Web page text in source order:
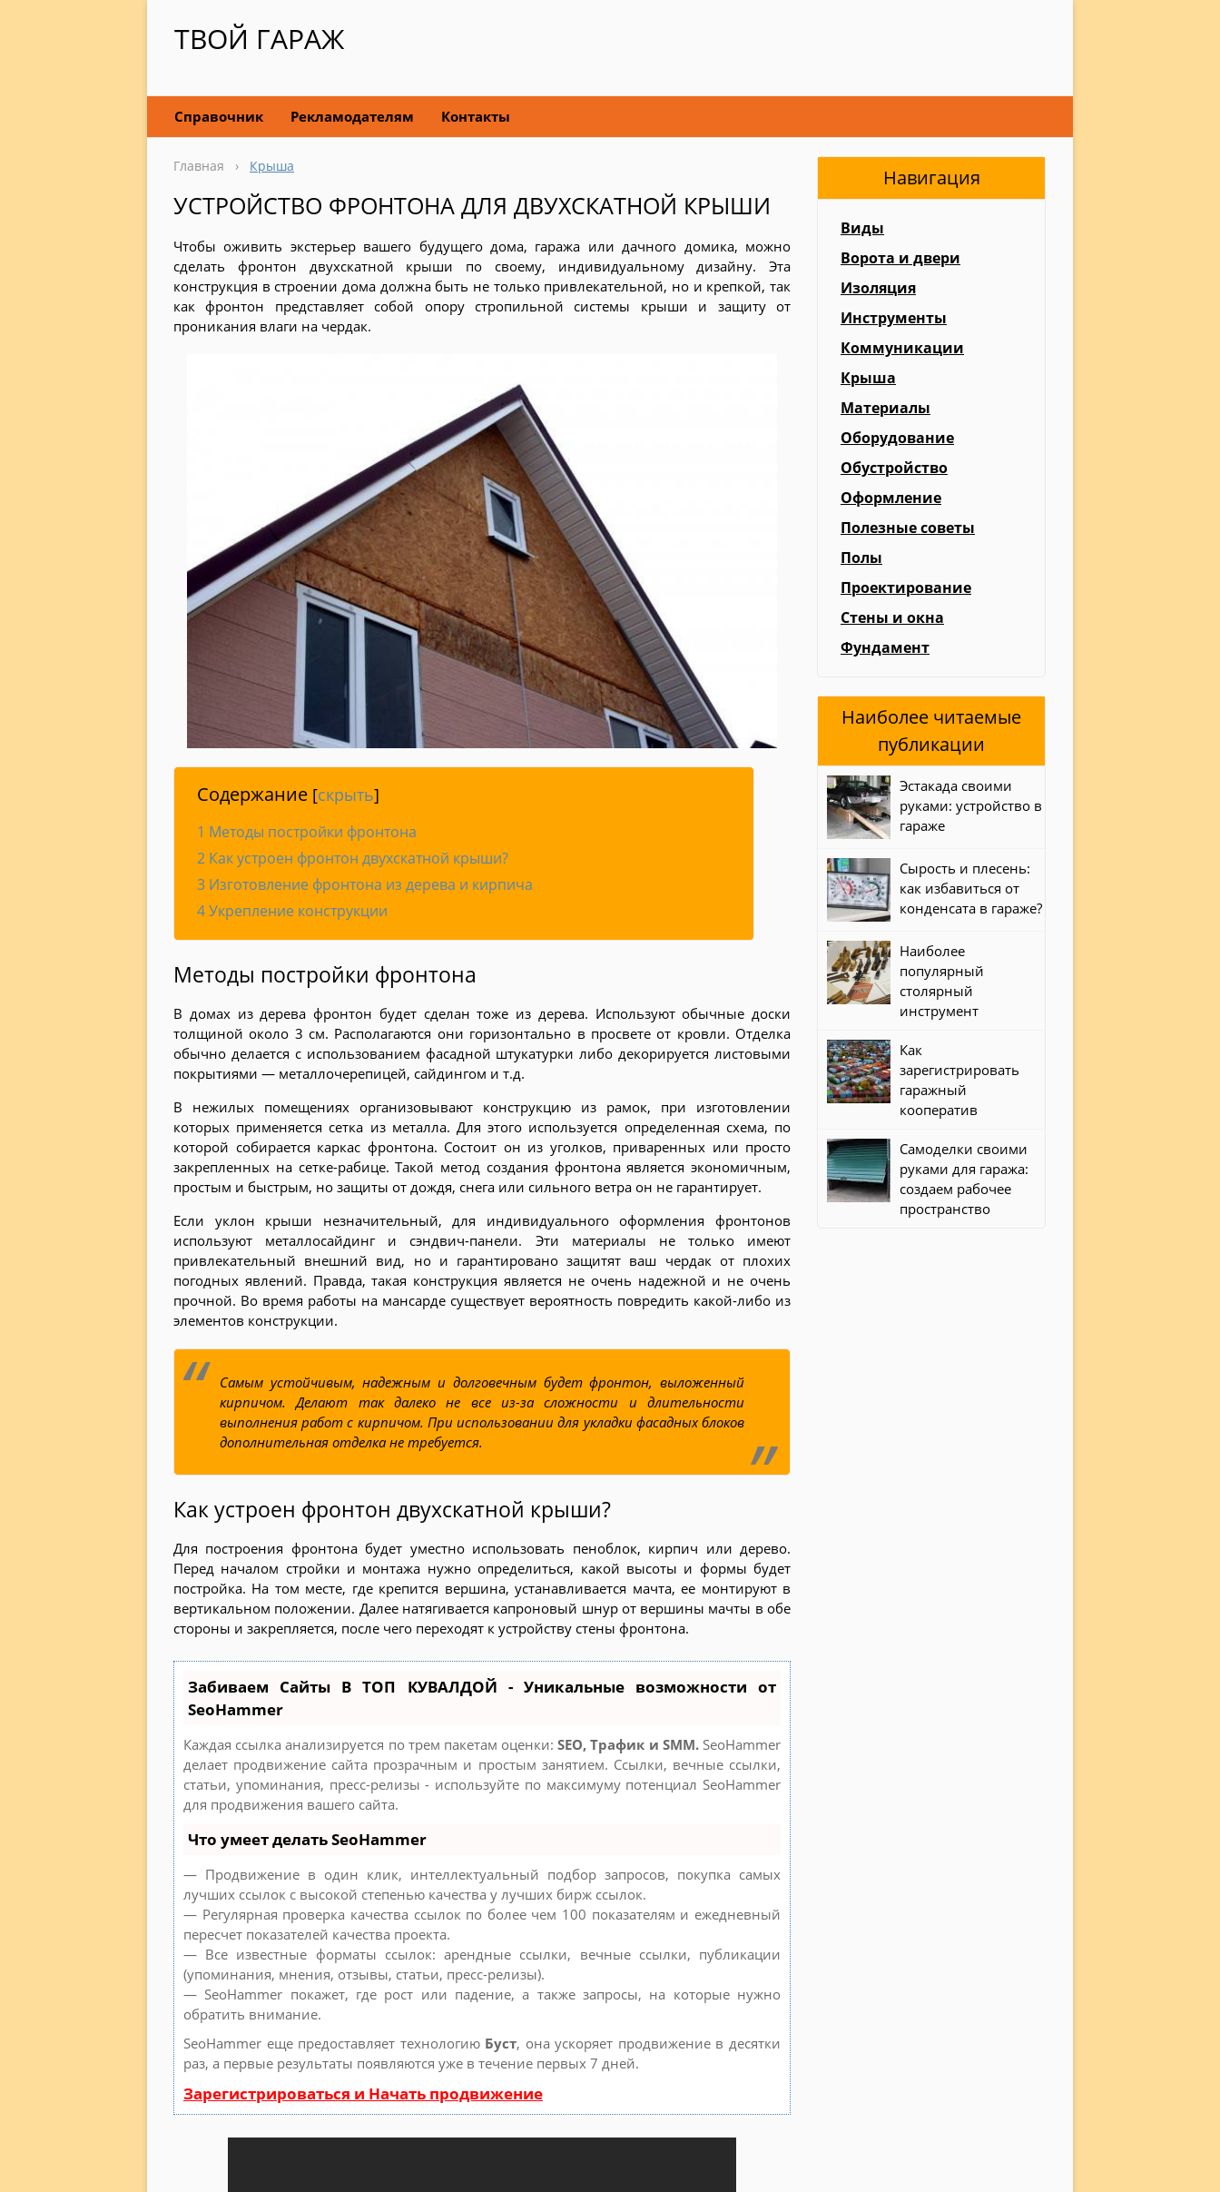
ТВОЙ ГАРАЖ
Справочник Рекламодателям Контакты
Главная › Крыша
УСТРОЙСТВО ФРОНТОНА ДЛЯ ДВУХСКАТНОЙ КРЫШИ
Чтобы оживить экстерьер вашего будущего дома, гаража или дачного домика, можно
сделать фронтон двухскатной крыши по своему, индивидуальному дизайну. Эта
конструкция в строении дома должна быть не только привлекательной, но и крепкой, так
как фронтон представляет собой опору стропильной системы крыши и защиту от
проникания влаги на чердак.
Содержание [скрыть]
1 Методы постройки фронтона
2 Как устроен фронтон двухскатной крыши?
3 Изготовление фронтона из дерева и кирпича
4Укрепление конструкции
Методы постройки фронтона
В домах из дерева фронтон будет сделан тоже из дерева. Используют обычные доски
толщиной около 3 см. Располагаются они горизонтально в просвете от кровли. Отделка
обычно делается с использованием фасадной штукатурки либо декорируется листовыми
покрытиями — металлочерепицей, сайдингом и т.д.
В нежилых помещениях организовывают конструкцию из рамок, при изготовлении
которых применяется сетка из металла. Для этого используется определенная схема, по
которой собирается каркас фронтона. Состоит он из уголков, приваренных или просто
закрепленных на сетке-рабице. Такой метод создания фронтона является экономичным,
простым и быстрым, но защиты от дождя, снега или сильного ветра он не гарантирует.
Если уклон крыши незначительный, для индивидуального оформления фронтонов
используют металлосайдинг и сэндвич-панели. Эти материалы не только имеют
привлекательный внешний вид, но и гарантировано защитят ваш чердак от плохих
погодных явлений. Правда, такая конструкция является не очень надежной и не очень
прочной. Во время работы на мансарде существует вероятность повредить какой-либо из
элементов конструкции.
Самым устойчивым, надежным и долговечным будет фронтон, выложенный
кирпичом. Делают так далеко не все из-за сложности и длительности
выполнения работ с кирпичом. При использовании для укладки фасадных блоков
дополнительная отделка не требуется.
Как устроен фронтон двухскатной крыши?
Для построения фронтона будет уместно использовать пеноблок, кирпич или дерево.
Перед началом стройки и монтажа нужно определиться, какой высоты и формы будет
постройка. На том месте, где крепится вершина, устанавливается мачта, ее монтируют в
вертикальном положении. Далее натягивается капроновый шнур от вершины мачты в обе
стороны и закрепляется, после чего переходят к устройству стены фронтона.
Забиваем Сайты В ТОП КУВАЛДОЙ - Уникальные возможности от
SeoHammer
Каждая ссылка анализируется по трем пакетам оценки:SEO, Трафик и SMM.SeoHammer
делает продвижение сайта прозрачным и простым занятием. Ссылки, вечные ссылки,
статьи, упоминания, пресс-релизы - используйте по максимуму потенциал SeoHammer
для продвижения вашего сайта.
Что умеет делать SeoHammer
— Продвижение в один клик, интеллектуальный подбор запросов, покупка самых
лучших ссылок с высокой степенью качества у лучших бирж ссылок.
— Регулярная проверка качества ссылок по более чем 100 показателям и ежедневный
пересчет показателей качества проекта.
— Все известные форматы ссылок: арендные ссылки, вечные ссылки, публикации
(упоминания, мнения, отзывы, статьи, пресс-релизы).
— SeoHammer покажет, где рост или падение, а также запросы, на которые нужно
обратить внимание.
SeoHammer еще предоставляет технологию Буст, она ускоряет продвижение в десятки
раз, а первые результаты появляются уже в течение первых 7 дней.
Зарегистрироваться и Начать продвижение
Навигация
Виды
Ворота и двери
Изоляция
Инструменты
Коммуникации
Крыша
Материалы
Оборудование
Обустройство
Оформление
Полезные советы
Полы
Проектирование
Стены и окна
Фундамент
Наиболее читаемые
публикации
Эстакада своими
руками: устройство в
гараже
Сырость и плесень:
как избавиться от
конденсата в гараже?
Наиболее
популярный
столярный
инструмент
Как
зарегистрировать
гаражный
кооператив
Самоделки своими
руками для гаража:
создаем рабочее
пространство